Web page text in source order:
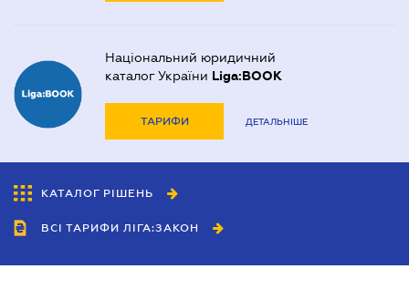
Національний юридичний
каталог України Liga:BOOK
ТАРИФИ ДЕТАЛЬНІШЕ
КАТАЛОГ РІШЕНЬ
ВСІ ТАРИФИ ЛІГА:ЗАКОН